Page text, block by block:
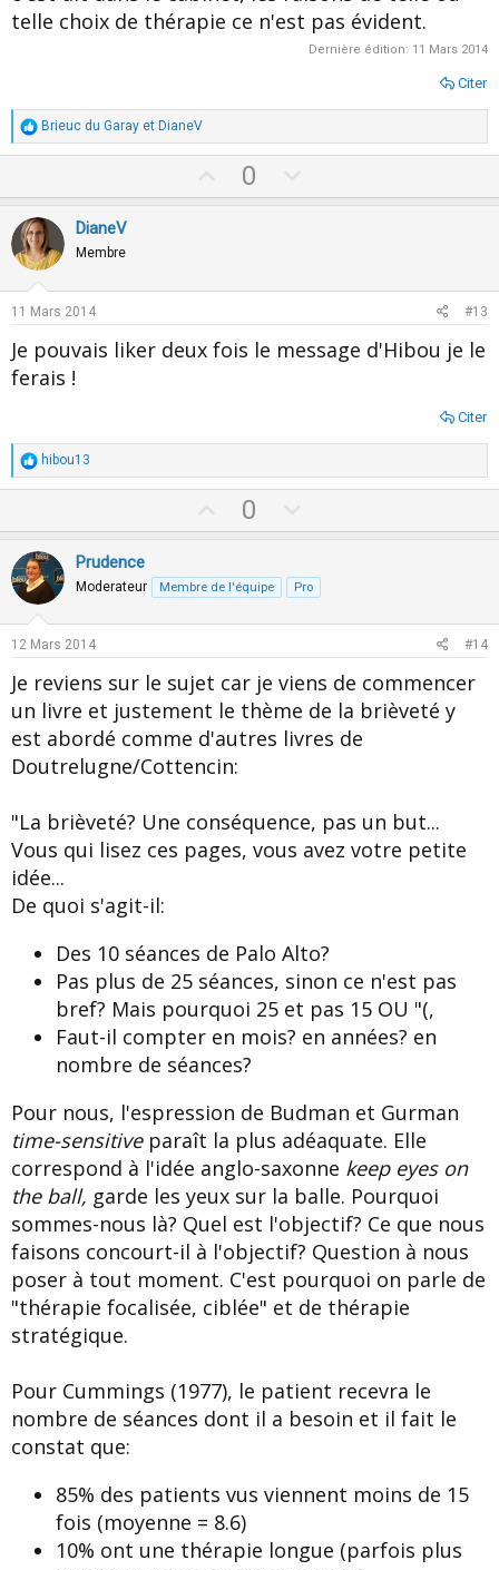
telle choix de thérapie ce n'est pas évident.
Dernière édition: 11 Mars 2014
Citer
R
é
a
t
i
o
n
s
:
Brieuc du Garay et DianeV
p
0
o
e
DianeV
Membre
11 Mars 2014 #13
Je pouvais liker deux fois le message d'Hibou je le
ferais !
Citer
R
é
a
t
i
o
n
s
:
hibou13
p
o
t
0
o
n
v
e
Prudence
Moderateur Membre de l'équipe Pro
12 Mars 2014 #14
Je reviens sur le sujet car je viens de commencer
un livre et justement le thème de la brièveté y
est abordé comme d'autres livres de
Doutrelugne/Cottencin:
"La brièveté? Une conséquence, pas un but...
Vous qui lisez ces pages, vous avez votre petite
idée...
De quoi s'agit-il:
Des 10 séances de Palo Alto?
Pas plus de 25 séances, sinon ce n'est pas
bref? Mais pourquoi 25 et pas 15 OU "(,
Faut-il compter en mois? en années? en
nombre de séances?
Pour nous, l'espression de Budman et Gurman
time-sensitiveparaît la plus adéaquate. Elle
correspond à l'idée anglo-saxonne keep eyes on
the ball, garde les yeux sur la balle. Pourquoi
sommes-nous là? Quel est l'objectif? Ce que nous
faisons concourt-il à l'objectif? Question à nous
poser à tout moment. C'est pourquoi on parle de
"thérapie focalisée, ciblée" et de thérapie
stratégique.
Pour Cummings (1977), le patient recevra le
nombre de séances dont il a besoin et il fait le
constat que:
85% des patients vus viennent moins de 15
fois (moyenne = 8.6)
10% ont une thérapie longue (parfois plus